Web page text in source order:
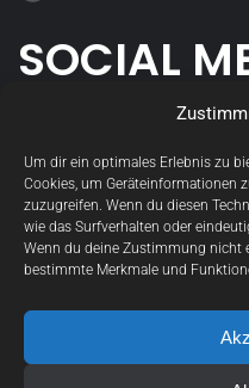
Um dir ein optimales Erlebnis zu
Cookies, um Geräteinformationen
zuzugreifen. Wenn du diesen
wie das Surfverhalten oder
Wenn du deine Zustimmung nicht
bestimmte Merkmale und
SOCIAL
StudGremien